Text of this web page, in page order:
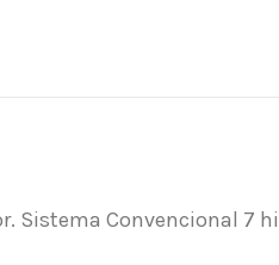
Sistema Convencional